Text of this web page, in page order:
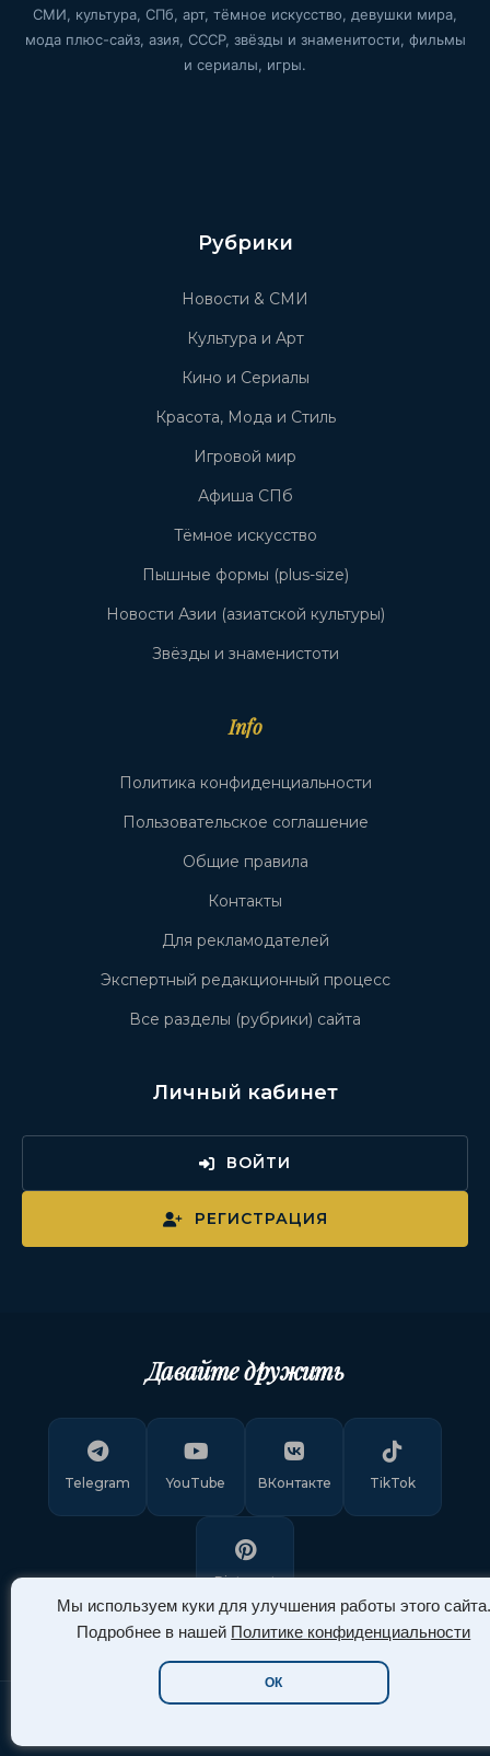
Мы используем куки для улучшения работы этого сайта.
Подробнее в нашей Политике конфиденциальности
ОК
СМИ, культура, СПб, арт, тёмное искусство, девушки мира,
мода плюс-сайз, азия, СССР, звёзды и знаменитости, фильмы
и сериалы, игры.
Рубрики
Новости & СМИ
Культура и Арт
Кино и Сериалы
Красота, Мода и Стиль
Игровой мир
Афиша СПб
Тёмное искусство
Пышные формы (plus-size)
Новости Азии (азиатской культуры)
Звёзды и знаменистоти
Info
Политика конфиденциальности
Пользовательское соглашение
Общие правила
Контакты
Для рекламодателей
Экспертный редакционный процесс
Все разделы (рубрики) сайта
Личный кабинет
ВОЙТИ
РЕГИСТРАЦИЯ
Давайте дружить
Telegram YouTube ВКонтакте TikTok
Pinterest